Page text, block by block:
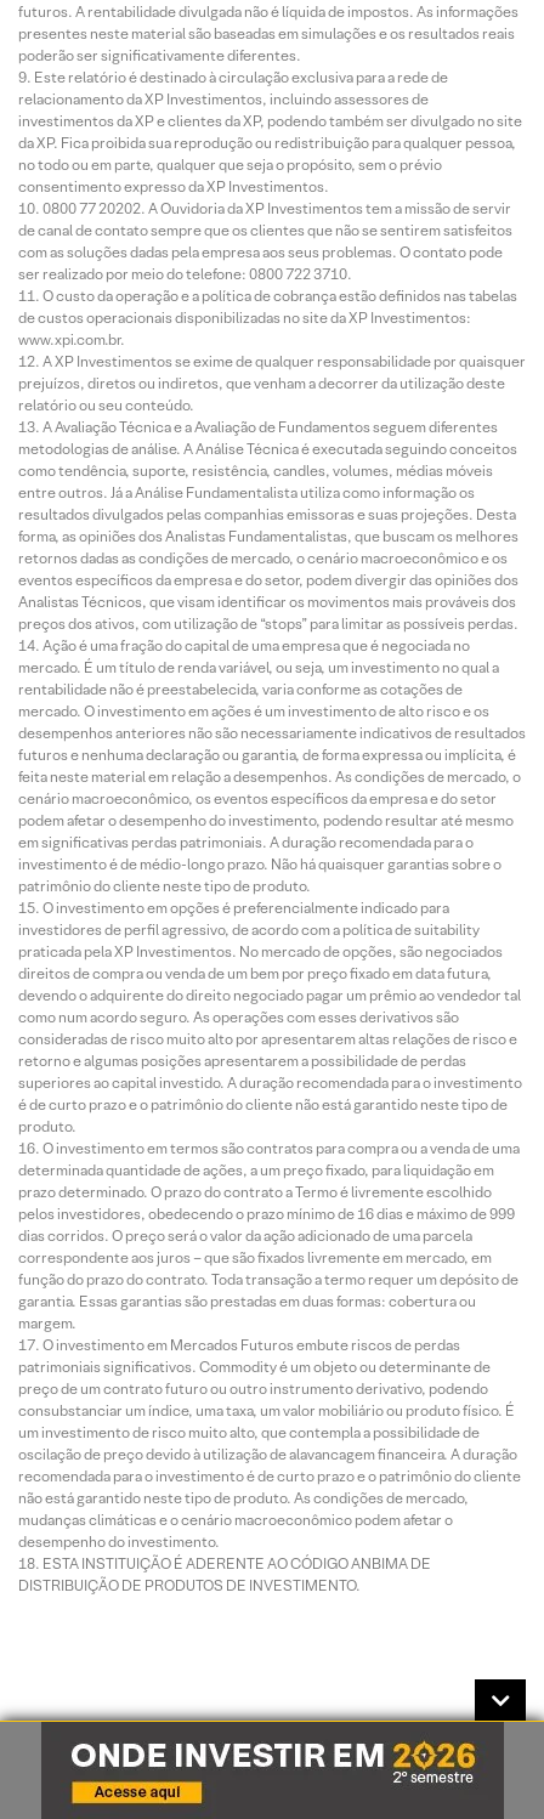
futuros. A rentabilidade divulgada não é líquida de impostos. As informações
presentes neste material são baseadas em simulações e os resultados reais
poderão ser significativamente diferentes.
Este relatório é destinado à circulação exclusiva para a rede de
relacionamento da XP Investimentos, incluindo assessores de
investimentos da XP e clientes da XP, podendo também ser divulgado no site
da XP. Fica proibida sua reprodução ou redistribuição para qualquer pessoa,
no todo ou em parte, qualquer que seja o propósito, sem o prévio
consentimento expresso da XP Investimentos.
0800 77 20202. A Ouvidoria da XP Investimentos tem a missão de servir
de canal de contato sempre que os clientes que não se sentirem satisfeitos
com as soluções dadas pela empresa aos seus problemas. O contato pode
ser realizado por meio do telefone: 0800 722 3710.
O custo da operação e a política de cobrança estão definidos nas tabelas
de custos operacionais disponibilizadas no site da XP Investimentos:
www.xpi.com.br.
A XP Investimentos se exime de qualquer responsabilidade por quaisquer
prejuízos, diretos ou indiretos, que venham a decorrer da utilização deste
relatório ou seu conteúdo.
A Avaliação Técnica e a Avaliação de Fundamentos seguem diferentes
metodologias de análise. A Análise Técnica é executada seguindo conceitos
como tendência, suporte, resistência, candles, volumes, médias móveis
entre outros. Já a Análise Fundamentalista utiliza como informação os
resultados divulgados pelas companhias emissoras e suas projeções. Desta
forma, as opiniões dos Analistas Fundamentalistas, que buscam os melhores
retornos dadas as condições de mercado, o cenário macroeconômico e os
eventos específicos da empresa e do setor, podem divergir das opiniões dos
Analistas Técnicos, que visam identificar os movimentos mais prováveis dos
preços dos ativos, com utilização de “stops” para limitar as possíveis perdas.
Ação é uma fração do capital de uma empresa que é negociada no
mercado. É um título de renda variável, ou seja, um investimento no qual a
rentabilidade não é preestabelecida, varia conforme as cotações de
mercado. O investimento em ações é um investimento de alto risco e os
desempenhos anteriores não são necessariamente indicativos de resultados
futuros e nenhuma declaração ou garantia, de forma expressa ou implícita, é
feita neste material em relação a desempenhos. As condições de mercado, o
cenário macroeconômico, os eventos específicos da empresa e do setor
podem afetar o desempenho do investimento, podendo resultar até mesmo
em significativas perdas patrimoniais. A duração recomendada para o
investimento é de médio-longo prazo. Não há quaisquer garantias sobre o
patrimônio do cliente neste tipo de produto.
O investimento em opções é preferencialmente indicado para
investidores de perfil agressivo, de acordo com a política de suitability
praticada pela XP Investimentos. No mercado de opções, são negociados
direitos de compra ou venda de um bem por preço fixado em data futura,
devendo o adquirente do direito negociado pagar um prêmio ao vendedor tal
como num acordo seguro. As operações com esses derivativos são
consideradas de risco muito alto por apresentarem altas relações de risco e
retorno e algumas posições apresentarem a possibilidade de perdas
superiores ao capital investido. A duração recomendada para o investimento
é de curto prazo e o patrimônio do cliente não está garantido neste tipo de
produto.
O investimento em termos são contratos para compra ou a venda de uma
determinada quantidade de ações, a um preço fixado, para liquidação em
prazo determinado. O prazo do contrato a Termo é livremente escolhido
pelos investidores, obedecendo o prazo mínimo de 16 dias e máximo de 999
dias corridos. O preço será o valor da ação adicionado de uma parcela
correspondente aos juros – que são fixados livremente em mercado, em
função do prazo do contrato. Toda transação a termo requer um depósito de
garantia. Essas garantias são prestadas em duas formas: cobertura ou
margem.
O investimento em Mercados Futuros embute riscos de perdas
patrimoniais significativos. Commodity é um objeto ou determinante de
preço de um contrato futuro ou outro instrumento derivativo, podendo
consubstanciar um índice, uma taxa, um valor mobiliário ou produto físico. É
um investimento de risco muito alto, que contempla a possibilidade de
oscilação de preço devido à utilização de alavancagem financeira. A duração
recomendada para o investimento é de curto prazo e o patrimônio do cliente
não está garantido neste tipo de produto. As condições de mercado,
mudanças climáticas e o cenário macroeconômico podem afetar o
desempenho do investimento.
ESTA INSTITUIÇÃO É ADERENTE AO CÓDIGO ANBIMA DE
DISTRIBUIÇÃO DE PRODUTOS DE INVESTIMENTO.